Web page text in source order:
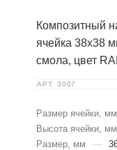
Композитный
ячейка 38х38
смола, цвет
АРТ. 3007
Размер ячейки, мм
Высота ячейки, мм
Размер, мм
—